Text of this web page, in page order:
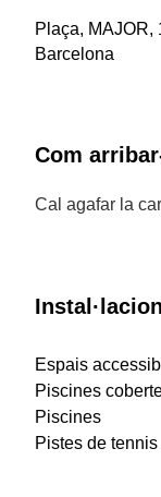
Plaça, MAJOR,
Barcelona
Com
Cal agafar la
Espais
Piscines
Piscines
Pistes de tennis